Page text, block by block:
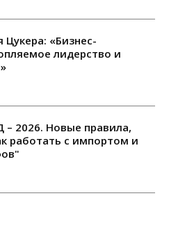
Цукера: «Бизнес-
лидерство и
2026. Новые правила,
работать с импортом и